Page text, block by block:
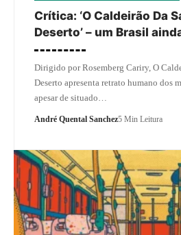
Crítica: ‘O Caldeirão Da
Deserto’ – um Brasil
Dirigido por Rosemberg Cariry, O
Deserto apresenta retrato humano dos
apesar de situado…
André Quental Sanchez5 Min Leitura